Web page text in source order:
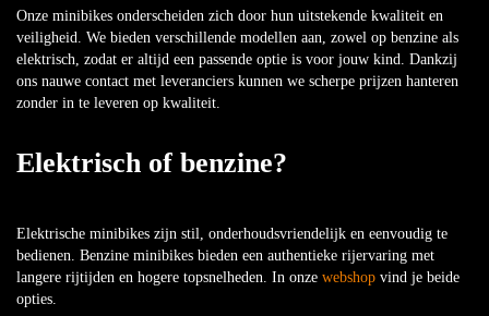
Onze minibikes onderscheiden zich door hun uitstekende kwaliteit en
veiligheid. We bieden verschillende modellen aan, zowel op benzine als
elektrisch, zodat er altijd een passende optie is voor jouw kind. Dankzij
ons nauwe contact met leveranciers kunnen we scherpe prijzen hanteren
zonder in te leveren op kwaliteit.
Elektrisch of benzine?
Elektrische minibikes zijn stil, onderhoudsvriendelijk en eenvoudig te
bedienen. Benzine minibikes bieden een authentieke rijervaring met
langere rijtijden en hogere topsnelheden. In onze webshop vind je beide
opties.